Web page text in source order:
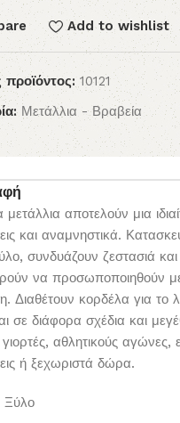
Add to wishlist
10121
Μετάλλια - Βραβεία
μετάλλια αποτελούν μια
και αναμνηστικά.
συνδυάζουν ζεστασιά και
να προσωποποιηθούν
Διαθέτουν κορδέλα για το
σε διάφορα σχέδια και
αθλητικούς αγώνες,
ή ξεχωριστά δώρα.
Ξύλο